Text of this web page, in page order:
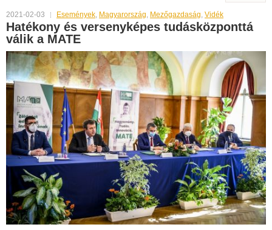
2021-02-03 Események, Magyarország, Mezőgazdaság, Vidék
Hatékony és versenyképes tudásközponttá
válik a MATE